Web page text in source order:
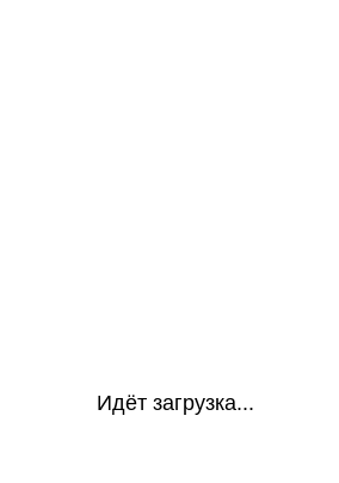
Идёт загрузка...